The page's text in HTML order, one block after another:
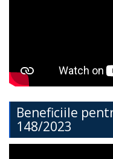
Cimișlia
Direcția
Economie,
Beneficiile
148/2023